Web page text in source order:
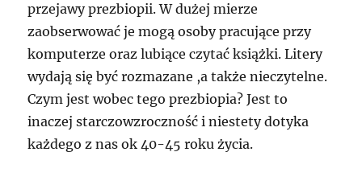
przejawy prezbiopii. W dużej mierze
zaobserwować je mogą osoby pracujące przy
komputerze oraz lubiące czytać książki. Litery
wydają się być rozmazane ,a także nieczytelne.
Czym jest wobec tego prezbiopia? Jest to
inaczej starczowzroczność i niestety dotyka
każdego z nas ok 40-45 roku życia.